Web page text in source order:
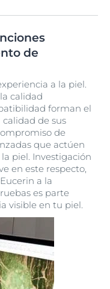
de
a la piel.
calidad
forman el
de sus
de
que actúen
piel. Investigación
en este respecto,
a la
es parte
visible en tu piel.